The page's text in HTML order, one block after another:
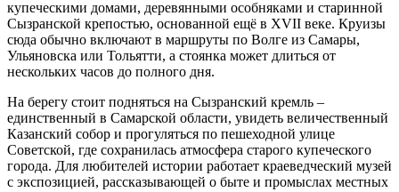
купеческими домами, деревянными особняками и старинной
Сызранской крепостью, основанной ещё в XVII веке. Круизы
сюда обычно включают в маршруты по Волге из Самары,
Ульяновска или Тольятти, а стоянка может длиться от
нескольких часов до полного дня.
На берегу стоит подняться на Сызранский кремль –
единственный в Самарской области, увидеть величественный
Казанский собор и прогуляться по пешеходной улице
Советской, где сохранилась атмосфера старого купеческого
города. Для любителей истории работает краеведческий музей
с экспозицией, рассказывающей о быте и промыслах местных